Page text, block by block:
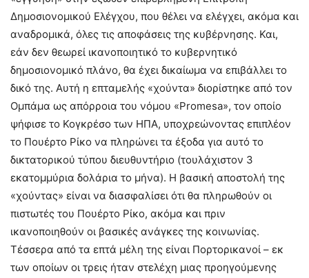
Δημοσιονομικού Ελέγχου, που θέλει να ελέγχει, ακόμα και
αναδρομικά, όλες τις αποφάσεις της κυβέρνησης. Και,
εάν δεν θεωρεί ικανοποιητικό το κυβερνητικό
δημοσιονομικό πλάνο, θα έχει δικαίωμα να επιβάλλει το
δικό της. Αυτή η επταμελής «χούντα» διορίστηκε από τον
Ομπάμα ως απόρροια του νόμου «Promesa», τον οποίο
ψήφισε το Κογκρέσο των ΗΠΑ, υποχρεώνοντας επιπλέον
το Πουέρτο Ρίκο να πληρώνει τα έξοδα για αυτό το
δικτατορικού τύπου διευθυντήριο (τουλάχιστον 3
εκατομμύρια δολάρια το μήνα). Η βασική αποστολή της
«χούντας» είναι να διασφαλίσει ότι θα πληρωθούν οι
πιστωτές του Πουέρτο Ρίκο, ακόμα και πριν
ικανοποιηθούν οι βασικές ανάγκες της κοινωνίας.
Τέσσερα από τα επτά μέλη της είναι Πορτορικανοί – εκ
των οποίων οι τρεις ήταν στελέχη μιας προηγούμενης